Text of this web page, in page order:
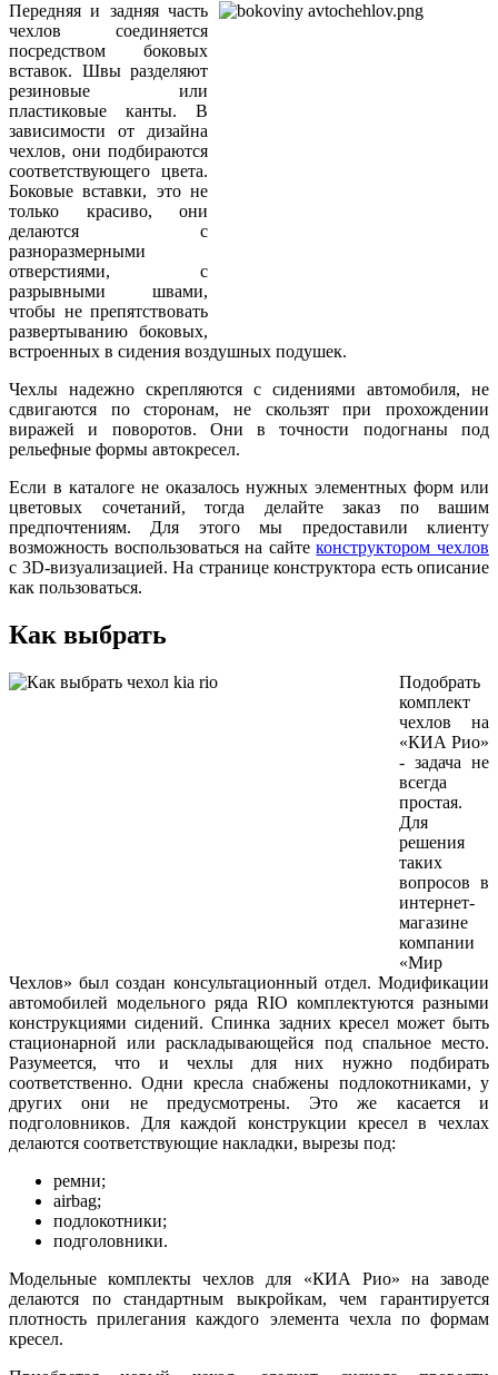
Передняя и задняя часть
чехлов соединяется
посредством боковых
вставок. Швы разделяют
резиновые или
пластиковые канты. В
зависимости от дизайна
чехлов, они подбираются
соответствующего цвета.
Боковые вставки, это не
только красиво, они
делаются с
разноразмерными
отверстиями, с
разрывными швами,
чтобы не препятствовать
развертыванию боковых,
встроенных в сидения воздушных подушек.
Чехлы надежно скрепляются с сидениями автомобиля, не
сдвигаются по сторонам, не скользят при прохождении
виражей и поворотов. Они в точности подогнаны под
рельефные формы автокресел.
Если в каталоге не оказалось нужных элементных форм или
цветовых сочетаний, тогда делайте заказ по вашим
предпочтениям. Для этого мы предоставили клиенту
возможность воспользоваться на сайтеконструктором чехлов
с 3D-визуализацией. На странице конструктора есть описание
как пользоваться.
Как выбрать
Подобрать
комплект
чехлов на
«КИА Рио»
- задача не
всегда
простая.
Для
решения
таких
вопросов в
интернет-
магазине
компании
«Мир
Чехлов» был создан консультационный отдел. Модификации
автомобилей модельного ряда RIO комплектуются разными
конструкциями сидений. Спинка задних кресел может быть
стационарной или раскладывающейся под спальное место.
Разумеется, что и чехлы для них нужно подбирать
соответственно. Одни кресла снабжены подлокотниками, у
других они не предусмотрены. Это же касается и
подголовников. Для каждой конструкции кресел в чехлах
делаются соответствующие накладки, вырезы под:
ремни;
airbag;
подлокотники;
подголовники.
Модельные комплекты чехлов для «КИА Рио» на заводе
делаются по стандартным выкройкам, чем гарантируется
плотность прилегания каждого элемента чехла по формам
кресел.